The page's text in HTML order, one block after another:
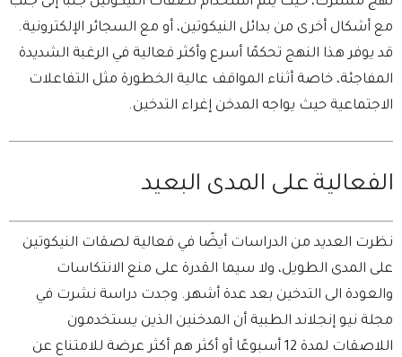
مع أشكال أخرى من بدائل النيكوتين، أو مع السجائر الإلكترونية.
قد يوفر هذا النهج تحكمًا أسرع وأكثر فعالية في الرغبة الشديدة
المفاجئة، خاصة أثناء المواقف عالية الخطورة مثل التفاعلات
الاجتماعية حيث يواجه المدخن إغراء التدخين.
الفعالية على المدى البعيد
نظرت العديد من الدراسات أيضًا في فعالية لصقات النيكوتين
على المدى الطويل، ولا سيما القدرة على منع الانتكاسات
والعودة الى التدخين بعد عدة أشهر. وجدت دراسة نشرت في
مجلة نيو إنجلاند الطبية أن المدخنين الذين يستخدمون
اللاصقات لمدة 12 أسبوعًا أو أكثر هم أكثر عرضة للامتناع عن